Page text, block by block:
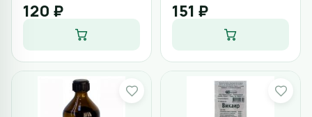
120 ₽ 151 ₽